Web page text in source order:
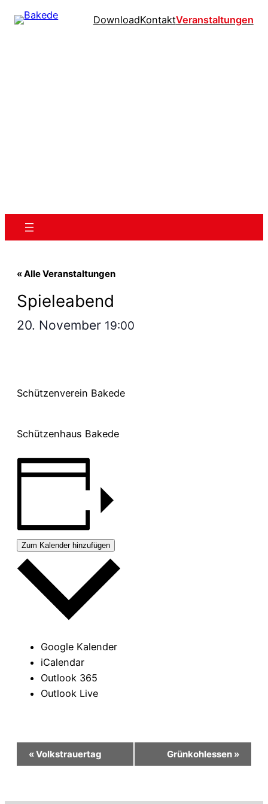
DownloadKontaktVeranstaltungen
« Alle Veranstaltungen
Spieleabend
20. November 19:00
Schützenverein Bakede
Schützenhaus Bakede
Zum Kalender hinzufügen
Google Kalender
iCalendar
Outlook 365
Outlook Live
Veranstaltung-
«Volkstrauertag Grünkohlessen »